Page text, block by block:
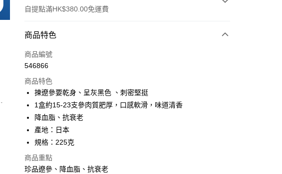
自提點滿HK$380.00免運費
付款方式
信用卡
Google Pay
AlipayHK
PayMe
WeChat Pay
BoC Pay
商品特色
商品編號
546866
商品特色
揀遼參要乾身、呈灰黑色 、刺密堅挺
1盒約15-23支參肉質肥厚，口感軟滑，味道清香
降血脂、抗衰老
產地：日本
規格：225克
商品重點
珍品遼參、降血脂、抗衰老